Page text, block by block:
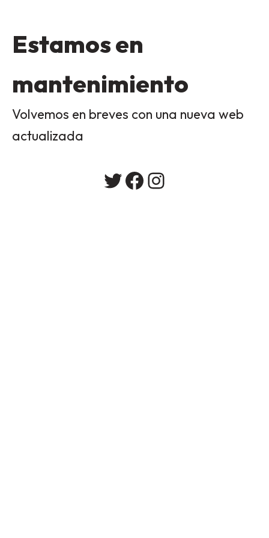
Estamos en
mantenimiento
Volvemos en breves con una nueva web
actualizada
Twitter
Facebook
Instagram